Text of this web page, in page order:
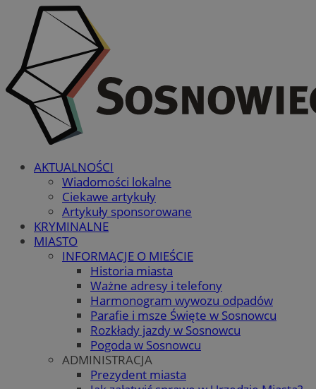
AKTUALNOŚCI
Wiadomości lokalne
Ciekawe artykuły
Artykuły sponsorowane
KRYMINALNE
MIASTO
INFORMACJE O MIEŚCIE
Historia miasta
Ważne adresy i telefony
Harmonogram wywozu odpadów
Parafie i msze Święte w Sosnowcu
Rozkłady jazdy w Sosnowcu
Pogoda w Sosnowcu
ADMINISTRACJA
Prezydent miasta